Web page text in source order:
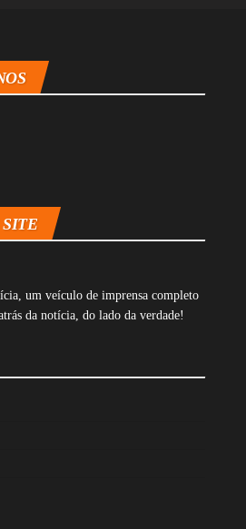
SITE
um veículo de imprensa completo
da notícia, do lado da verdade!